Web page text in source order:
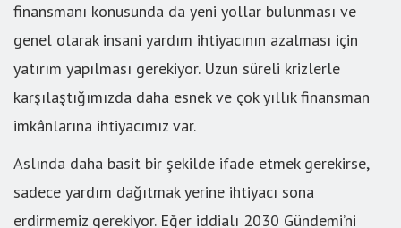
finansmanı konusunda da yeni yollar bulunması ve
genel olarak insani yardım ihtiyacının azalması için
yatırım yapılması gerekiyor. Uzun süreli krizlerle
karşılaştığımızda daha esnek ve çok yıllık finansman
imkânlarına ihtiyacımız var.
Aslında daha basit bir şekilde ifade etmek gerekirse,
sadece yardım dağıtmak yerine ihtiyacı sona
erdirmemiz gerekiyor. Eğer iddialı 2030 Gündemi’ni